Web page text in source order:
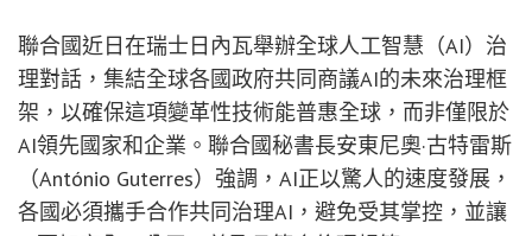
聯合國近日在瑞士日內瓦舉辦全球人工智慧（AI）治
理對話，集結全球各國政府共同商議AI的未來治理框
架，以確保這項變革性技術能普惠全球，而非僅限於
AI領先國家和企業。聯合國秘書長安東尼奧·古特雷斯
（António Guterres）強調，AI正以驚人的速度發展，
各國必須攜手合作共同治理AI，避免受其掌控，並讓